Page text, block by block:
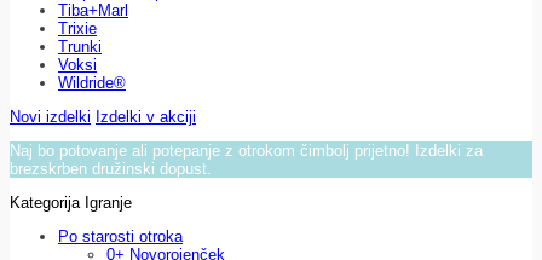
Tiba+Marl
Trixie
Trunki
Voksi
Wildride®
Novi izdelki Izdelki v akciji
Naj bo potovanje ali potepanje z otrokom čimbolj prijetno! Izdelki za
brezskrben družinski dopust.
Kategorija Igranje
Po starosti otroka
0+ Novorojenček